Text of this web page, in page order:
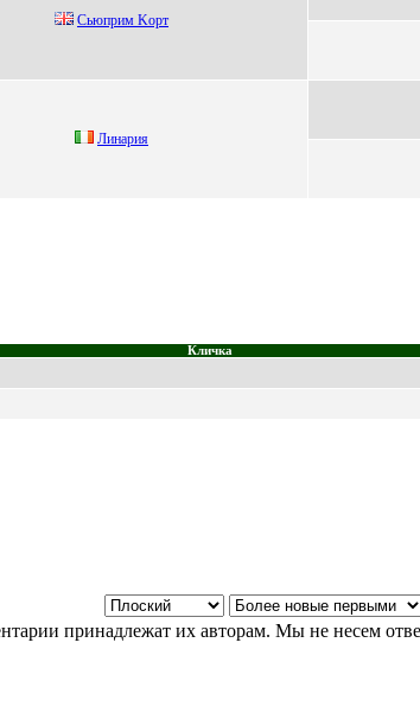
Сьюприм Kорт
Линария
Кличка
принадлежат их авторам. Мы не несем